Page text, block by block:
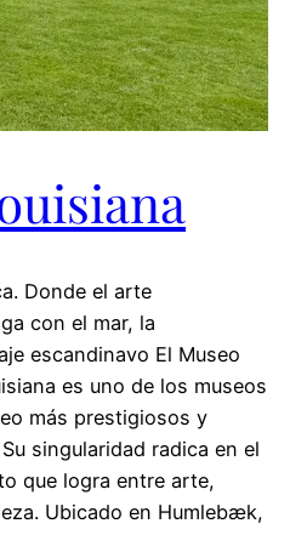
Donde el arte
con el mar, la
escandinavo El Museo
es uno de los museos
más prestigiosos y
singularidad radica en el
que logra entre arte,
Ubicado en Humlebæk,